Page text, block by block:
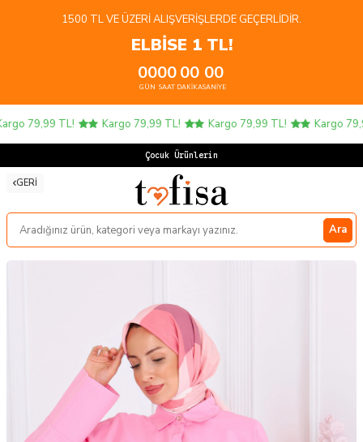
1500 TL VE ÜZERI ALIŞVERIŞLERDE GEÇERLIDIR.
ELBİSE 1 TL!
00
GÜN
00
SAAT
00
DAKIKA
00
SANIYE
79,99 TL! Kargo 79,99 TL! Kargo 79,99 TL! Kargo 79,99
Çocuk Ürünlerinde 4
GERI
Ara